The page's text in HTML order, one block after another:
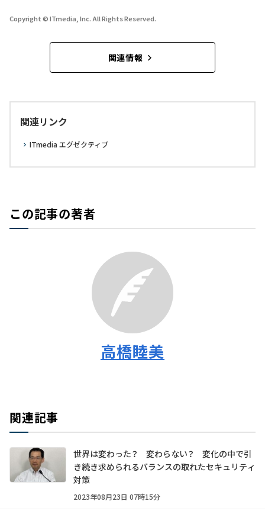
Copyright © ITmedia, Inc. All Rights Reserved.
関連情報
関連リンク
ITmedia エグゼクティブ
この記事の著者
高橋睦美
関連記事
世界は変わった？ 変わらない？ 変化の中で引
き続き求められるバランスの取れたセキュリティ
対策
2023年08月23日 07時15分